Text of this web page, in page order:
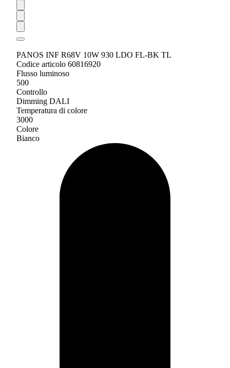
PANOS INF R68V 10W 930 LDO FL-BK TL
Codice articolo 60816920
Flusso luminoso
500
Controllo
Dimming DALI
Temperatura di colore
3000
Colore
Bianco